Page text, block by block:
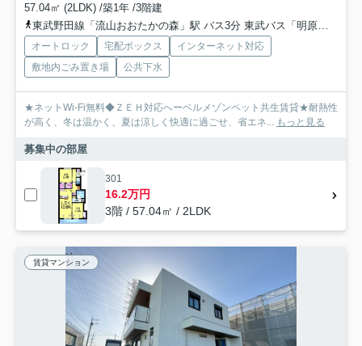
57.04㎡ (2LDK) /築1年 /3階建
東武野田線「流山おおたかの森」駅 バス3分 東武バス「明原三丁目」 停歩5分
オートロック 宅配ボックス
インターネット対応
敷地内ごみ置き場
公共下水
★ネットWi-Fi無料◆ＺＥＨ対応へーベルメゾンペット共生賃貸★耐熱性
が高く、冬は温かく、夏は涼しく快適に過ごせ、省エネ...
もっと見る
募集中の部屋
301
16.2万円
3階 / 57.04㎡ / 2LDK
賃貸マンション